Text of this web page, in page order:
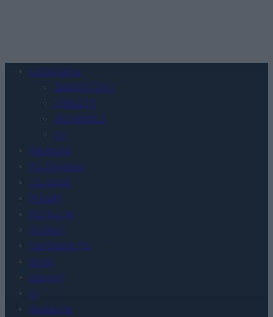
Urządzenia
SMARTFONY
TABLETY
WEARABLE
TV
Recenzje
Porównania
Co kupić
Porady
Promocje
FinTech
Hardware PC
Moto
Gaming
AI
Redakcja